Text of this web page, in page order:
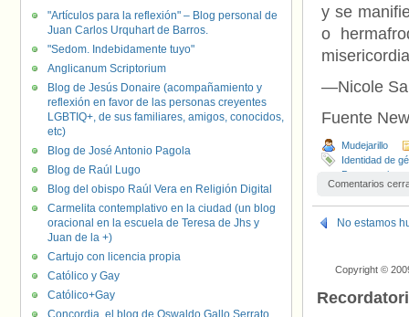
y se
o
—Nicole
Fuente
Mudejarillo
Identidad de
Personas
Comentarios
No estamos
Copyright ©
"Artículos para la reflexión" – Blog personal de
Juan Carlos Urquhart de Barros.
"Sedom. Indebidamente tuyo"
Anglicanum Scriptorium
Blog de Jesús Donaire (acompañamiento y
reflexión en favor de las personas creyentes
LGBTIQ+, de sus familiares, amigos, conocidos,
etc)
Blog de José Antonio Pagola
Blog de Raúl Lugo
Blog del obispo Raúl Vera en Religión Digital
Carmelita contemplativo en la ciudad (un blog
oracional en la escuela de Teresa de Jhs y
Juan de la +)
Cartujo con licencia propia
Católico y Gay
Católico+Gay
Concordia, el blog de Oswaldo Gallo Serrato